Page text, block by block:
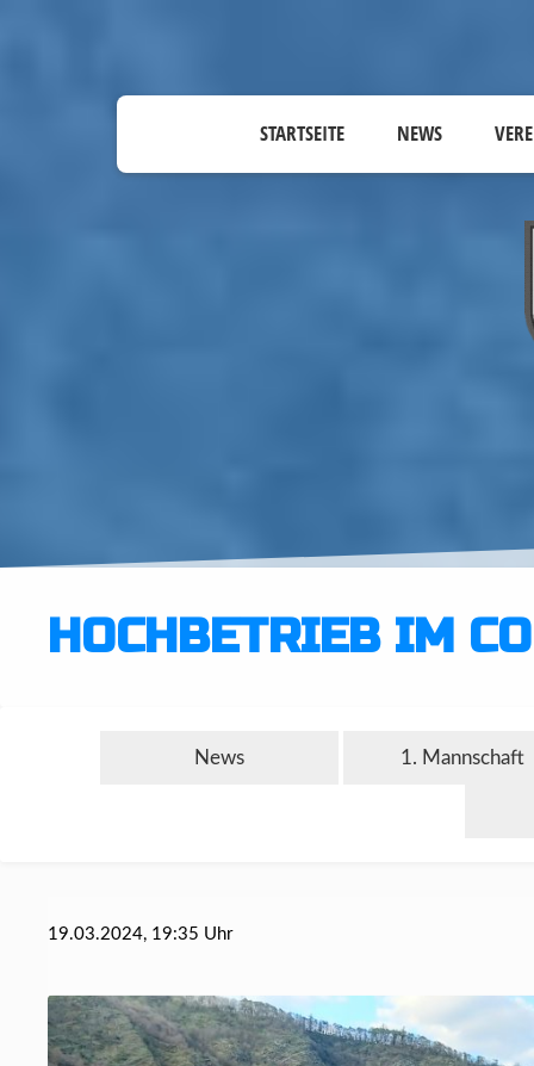
STARTSEITE NEWS
HOCHBETRIEB IM
News 1. Mannschaft
19.03.2024, 19:35 Uhr